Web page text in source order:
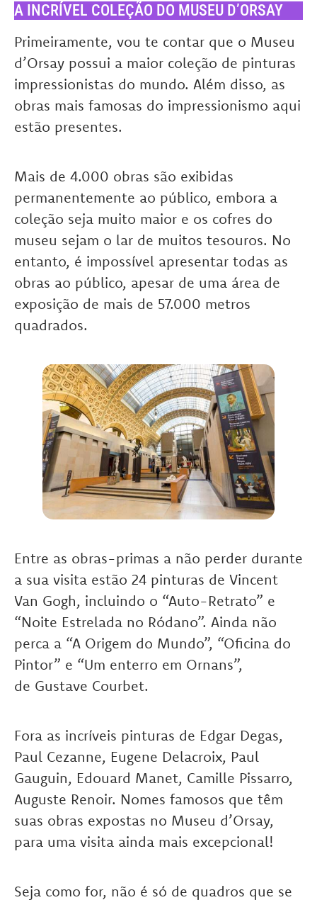
A INCRÍVEL COLEÇÃO DO MUSEU D’ORSAY
Primeiramente, vou te contar que o Museu
d’Orsay possui a maior coleção de pinturas
impressionistas do mundo. Além disso, as
obras mais famosas do impressionismo aqui
estão presentes.
Mais de 4.000 obras são exibidas
permanentemente ao público, embora a
coleção seja muito maior e os cofres do
museu sejam o lar de muitos tesouros. No
entanto, é impossível apresentar todas as
obras ao público, apesar de uma área de
exposição de mais de 57.000 metros
quadrados.
Entre as obras-primas a não perder durante
a sua visita estão 24 pinturas de Vincent
Van Gogh, incluindo o “Auto-Retrato” e
“Noite Estrelada no Ródano”. Ainda não
perca a “A Origem do Mundo”, “Oficina do
Pintor” e “Um enterro em Ornans”,
de Gustave Courbet.
Fora as incríveis pinturas de Edgar Degas,
Paul Cezanne, Eugene Delacroix, Paul
Gauguin, Edouard Manet, Camille Pissarro,
Auguste Renoir. Nomes famosos que têm
suas obras expostas no Museu d’Orsay,
para uma visita ainda mais excepcional!
Seja como for, não é só de quadros que se